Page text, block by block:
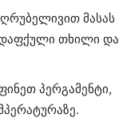
მასას
დაფქული თხილი და
პერგამენტი,